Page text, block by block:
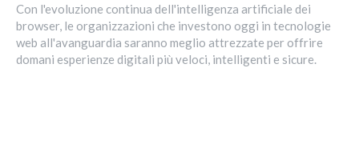
Con l'evoluzione continua dell'intelligenza artificiale dei
browser, le organizzazioni che investono oggi in tecnologie
web all'avanguardia saranno meglio attrezzate per offrire
domani esperienze digitali più veloci, intelligenti e sicure.